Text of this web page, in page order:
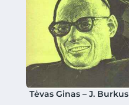
Tėvas Ginas – J. Burkus